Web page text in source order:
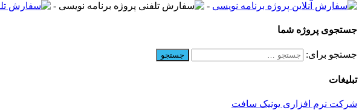
-
-
جستجوی پروژه شما
جستجو برای:
تبلیغات
شرکت نرم افزاری یونیک سافت